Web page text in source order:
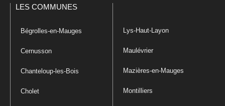
LES COMMUNES
Bégrolles-en-Mauges
Cernusson
Chanteloup-les-Bois
Cholet
Lys-Haut-Layon
Maulévrier
Mazières-en-Mauges
Montilliers